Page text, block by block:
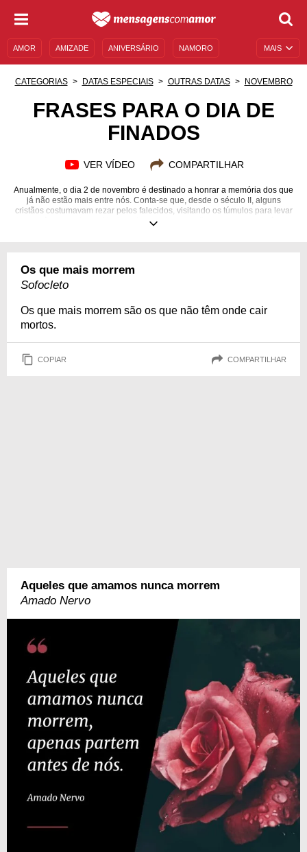
MAIS
AMOR AMIZADE ANIVERSÁRIO NAMORO
MENSAGENS DE ANIVERSÁRIO
CATEGORIAS DATAS ESPECIAIS OUTRAS DATAS NOVEMBRO
FRASES PARA O DIA DE
FINADOS
VER VÍDEO COMPARTILHAR
Anualmente, o dia 2 de novembro é destinado a honrar a memória dos que
já não estão mais entre nós. Conta-se que, desde o século II, alguns
cristãos costumavam rezar pelos falecidos, visitando os túmulos para levar
paz às suas almas. Atualmente o costume continua o mesmo, e nós
valor da vida. Continue lendo para se inspirar com nossas frases para o
Os que mais morrem
Sofocleto
Os que mais morrem são os que não têm onde cair
mortos.
COPIAR COMPARTILHAR
Aqueles que amamos nunca morrem
Amado Nervo